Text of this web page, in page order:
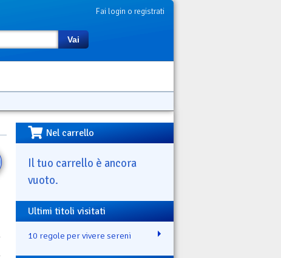
Fai login o registrati
Vai
Nel carrello
Il tuo carrello è ancora
vuoto.
Ultimi titoli visitati
10 regole per vivere sereni